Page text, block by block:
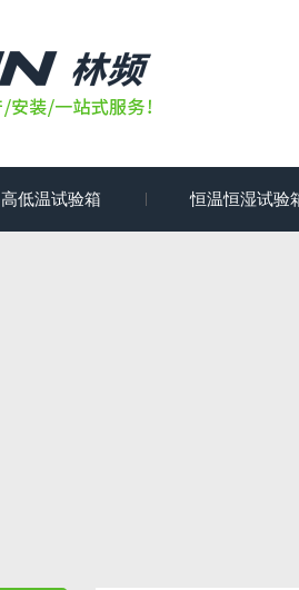
高低温试验箱 恒温恒湿试验